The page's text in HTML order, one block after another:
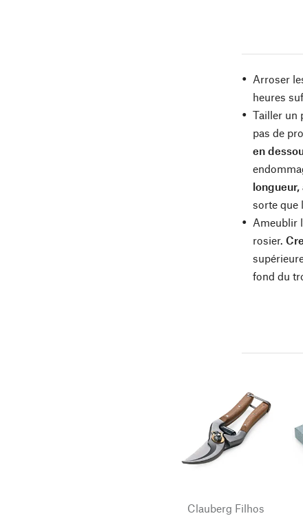
Arroser
heures
Tailler un
pas de
en
sorte que
Ameublir
rosier.
fond du
Clauberg Filhos